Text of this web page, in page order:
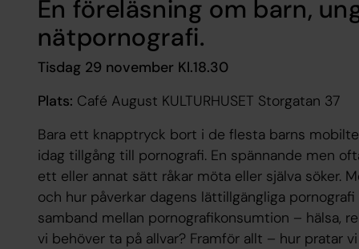
En föreläsning om barn,
nätpornografi.
Tisdag 29 november Kl.18.30
Plats: Café August KULTURHUSET Storgatan 37
Bara ett knapptryck bort i de flesta barns
idag tillgång till pornografi. En spännande men
ett eller annat sätt råkar möta eller själva söker.
och hur påverkar dagens lättillgängliga
samband mellan pornografikonsumtion – hälsa,
vi behöver ta på allvar? Framför allt – hur pratar